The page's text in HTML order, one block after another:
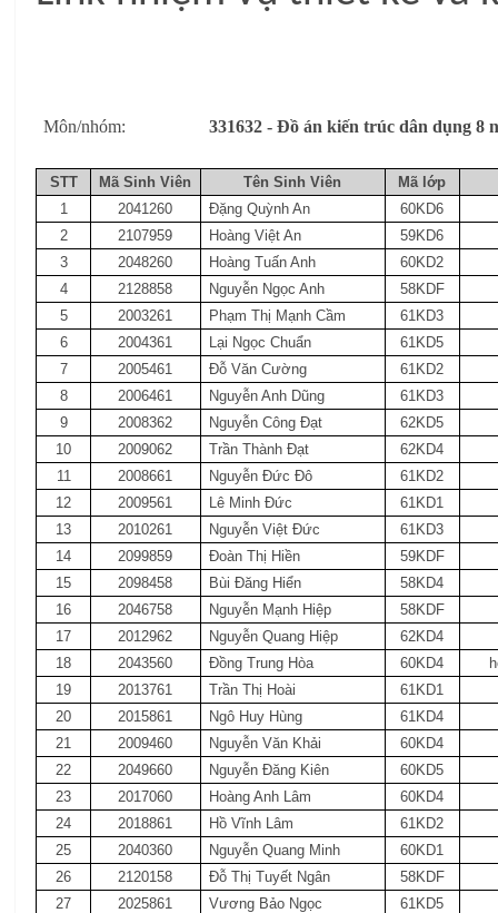
Môn/nhóm: 331632 - Đồ án kiến trúc dân dụng 8
STT Mã Sinh Viên Tên Sinh Viên
Mã lớp
1
2041260 Đặng Quỳnh An
60KD6
2
2107959 Hoàng Việt An
59KD6
3
2048260 Hoàng Tuấn Anh
60KD2
4
2128858 Nguyễn Ngọc Anh
58KDF
5
2003261 Phạm Thị Mạnh Cầm
61KD3
6
2004361 Lại Ngọc Chuẩn
61KD5
7
2005461 Đỗ Văn Cường
61KD2
8
2006461 Nguyễn Anh Dũng
61KD3
9
2008362 Nguyễn Công Đạt
62KD5
10
2009062 Trần Thành Đạt
62KD4
11
2008661 Nguyễn Đức Đô
61KD2
12
2009561 Lê Minh Đức
61KD1
13
2010261 Nguyễn Việt Đức
61KD3
14
2099859 Đoàn Thị Hiền
59KDF
15
2098458 Bùi Đăng Hiển
58KD4
16
2046758 Nguyễn Mạnh Hiệp
58KDF
17
2012962 Nguyễn Quang Hiệp
62KD4
18
2043560 Đồng Trung Hòa 60KD4
19
2013761 Trần Thị Hoài
61KD1
20
2015861 Ngô Huy Hùng
61KD4
21
2009460 Nguyễn Văn Khải
60KD4
22
2049660 Nguyễn Đăng Kiên
60KD5
23
2017060 Hoàng Anh Lâm
60KD4
24
2018861 Hồ Vĩnh Lâm
61KD2
25
2040360 Nguyễn Quang Minh
60KD1
26
2120158 Đỗ Thị Tuyết Ngân
58KDF
27
2025861 Vương Bảo Ngọc
61KD5